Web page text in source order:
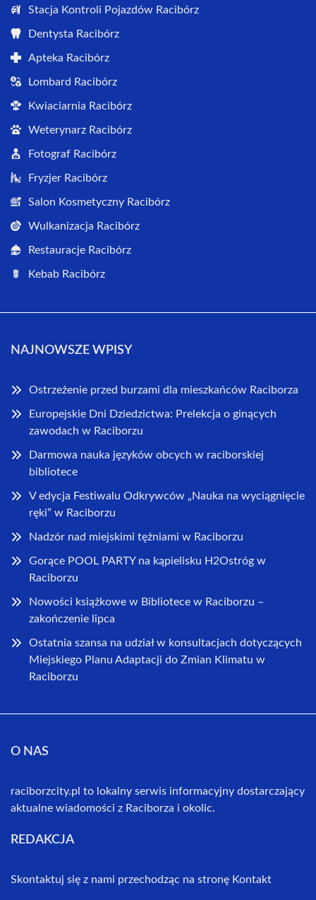
Stacja Kontroli Pojazdów Racibórz
Dentysta Racibórz
Apteka Racibórz
Lombard Racibórz
Kwiaciarnia Racibórz
Weterynarz Racibórz
Fotograf Racibórz
Fryzjer Racibórz
Salon Kosmetyczny Racibórz
Wulkanizacja Racibórz
Restauracje Racibórz
Kebab Racibórz
NAJNOWSZE WPISY
Ostrzeżenie przed burzami dla mieszkańców Raciborza
Europejskie Dni Dziedzictwa: Prelekcja o ginących
zawodach w Raciborzu
Darmowa nauka języków obcych w raciborskiej
bibliotece
V edycja Festiwalu Odkrywców „Nauka na wyciągnięcie
ręki” w Raciborzu
Nadzór nad miejskimi tężniami w Raciborzu
Gorące POOL PARTY na kąpielisku H2Ostróg w
Raciborzu
Nowości książkowe w Bibliotece w Raciborzu –
zakończenie lipca
Ostatnia szansa na udział w konsultacjach dotyczących
Miejskiego Planu Adaptacji do Zmian Klimatu w
Raciborzu
O NAS
raciborzcity.pl to lokalny serwis informacyjny dostarczający
aktualne wiadomości z Raciborza i okolic.
REDAKCJA
Skontaktuj się z nami przechodząc na stronę Kontakt